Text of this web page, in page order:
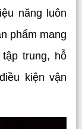
năng luôn
phẩm mang
trung, hỗ
kiện vận